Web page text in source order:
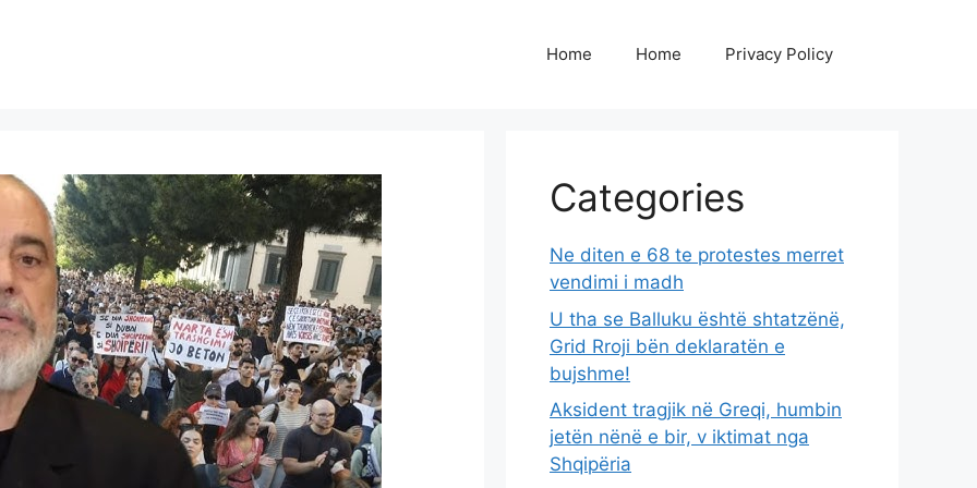
Home Home Privacy Policy
Categories
Ne diten e 68 te protestes merret
vendimi i madh
U tha se Balluku është shtatzënë,
Grid Rroji bën deklaratën e
bujshme!
Aksident tragjik në Greqi, humbin
jetën nënë e bir, v iktimat nga
Shqipëria